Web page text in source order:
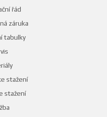
řád
záruka
tabulky
stažení
stažení